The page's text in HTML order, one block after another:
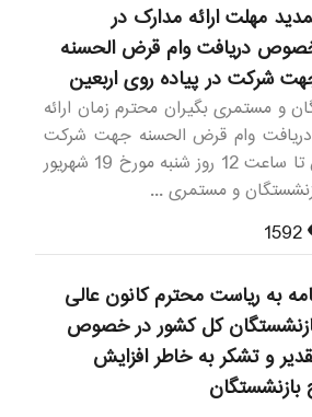
مهلت ارائه مدارک در
دریافت وام قرض الحسنه
شرکت در پیاده روی اربعین
و مستمری بگیران محترم زمان ارائه
وام قرض الحسنه جهت شرکت
در پیاده روی اربعین تا ساعت 12 روز شنبه مورخ 19 شهریور
به ریاست محترم کانون عالی
کل کشور در خصوص
و تشکر به خاطر افزایش